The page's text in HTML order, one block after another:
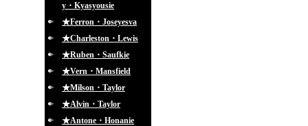
y・Kyasyousie
★Ferron・Joseyesva
★Charleston・Lewis
★Ruben・Saufkie
★Vern・Mansfield
★Milson・Taylor
★Alvin・Taylor
★Antone・Honanie